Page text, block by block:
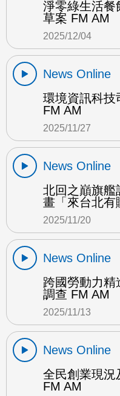
淨零綠生活餐
草案 FM AM
2025/12/04
News Online
環境資訊科技
FM AM
2025/11/27
News Online
北回之巔旗艦
畫「來台北有
2025/11/20
News Online
跨國勞動力精
調查 FM AM
2025/11/13
News Online
全民創業現況
FM AM